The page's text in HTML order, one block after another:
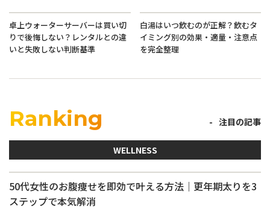
卓上ウォーターサーバーは買い切
りで後悔しない？レンタルとの違
いと失敗しない判断基準
白湯はいつ飲むのが正解？飲むタ
イミング別の効果・適量・注意点
を完全整理
Ranking 注目の記事
WELLNESS
50代女性のお腹痩せを即効で叶える方法｜更年期太りを3
ステップで本気解消